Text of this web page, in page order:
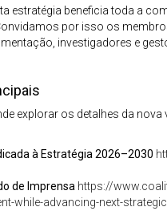
estratégia beneficia toda a
por isso os
investigadores e
explorar os detalhes da
à Estratégia 2026–2030
de Imprensa https://
while-advancing-next-